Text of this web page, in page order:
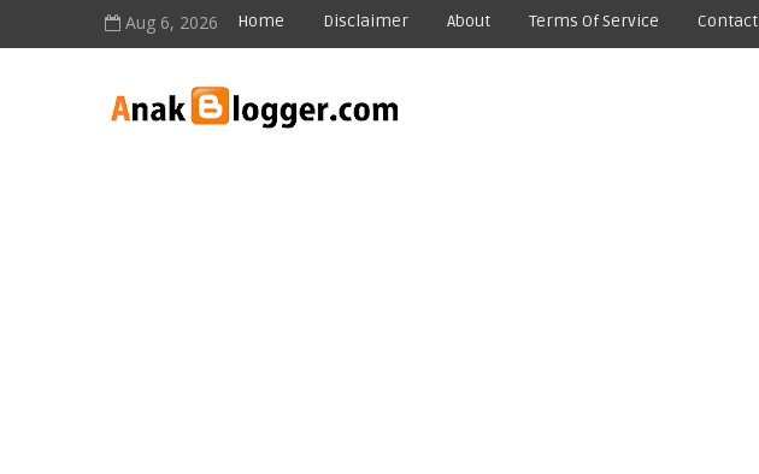
Aug 6, 2026 Home Disclaimer About Terms Of Service Contact